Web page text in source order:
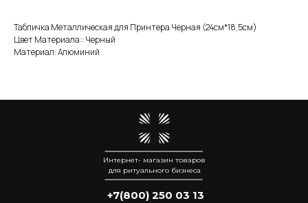
Табличка Металлическая для Принтера Черная (24см*18,5см)
Цвет Материала:: Черный
Материал: Алюминий
Интернет- магазин товаров
для ритуального бизнеса
+7(800) 250 03 13